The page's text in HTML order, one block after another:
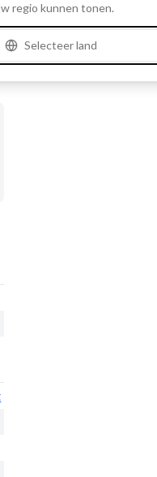
regio kunnen tonen.
Selecteer land